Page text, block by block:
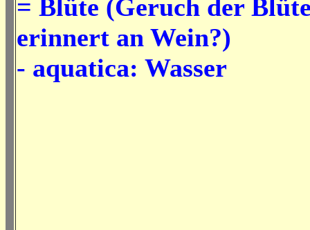
= Blüte (Geruch der
erinnert an Wein?)
- aquatica: Wasser